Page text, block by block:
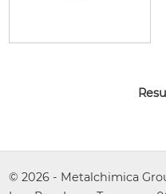
© 2026 - Metalchimica